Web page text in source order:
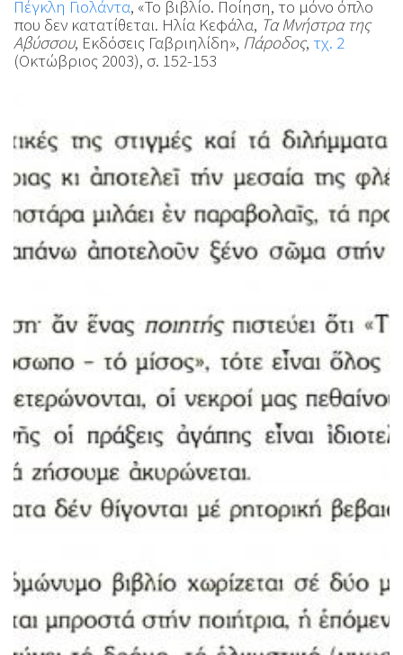
Πέγκλη Γιολάντα, «Το βιβλίο. Ποίηση, το μόνο όπλο
που δεν κατατίθεται. Ηλία Κεφάλα, Τα Μνήστρα της
Αβύσσου, Εκδόσεις Γαβριηλίδη», Πάροδος, τχ. 2
(Οκτώβριος 2003), σ. 152-153